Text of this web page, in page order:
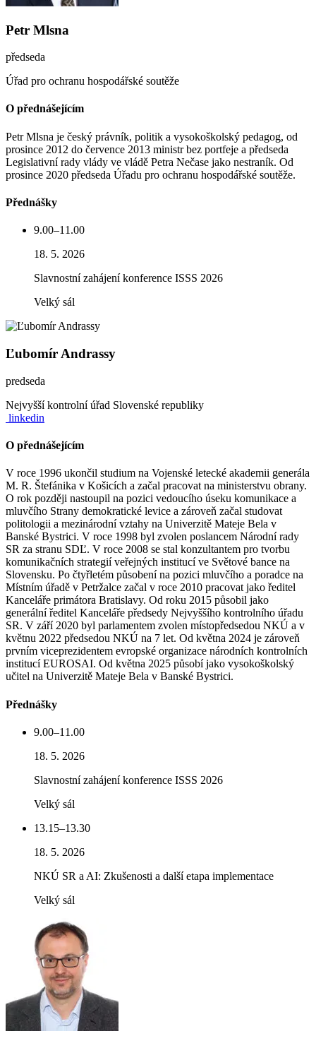
Petr Mlsna
předseda
Úřad pro ochranu hospodářské soutěže
O přednášejícím
Petr Mlsna je český právník, politik a vysokoškolský pedagog, od
prosince 2012 do července 2013 ministr bez portfeje a předseda
Legislativní rady vlády ve vládě Petra Nečase jako nestraník. Od
prosince 2020 předseda Úřadu pro ochranu hospodářské soutěže.
Přednášky
9.00–11.00
18. 5. 2026
Slavnostní zahájení konference ISSS 2026
Velký sál
Ľubomír Andrassy
predseda
Nejvyšší kontrolní úřad Slovenské republiky
linkedin
O přednášejícím
V roce 1996 ukončil studium na Vojenské letecké akademii generála
M. R. Štefánika v Košicích a začal pracovat na ministerstvu obrany.
O rok později nastoupil na pozici vedoucího úseku komunikace a
mluvčího Strany demokratické levice a zároveň začal studovat
politologii a mezinárodní vztahy na Univerzitě Mateje Bela v
Banské Bystrici. V roce 1998 byl zvolen poslancem Národní rady
SR za stranu SDĽ. V roce 2008 se stal konzultantem pro tvorbu
komunikačních strategií veřejných institucí ve Světové bance na
Slovensku. Po čtyřletém působení na pozici mluvčího a poradce na
Místním úřadě v Petržalce začal v roce 2010 pracovat jako ředitel
Kanceláře primátora Bratislavy. Od roku 2015 působil jako
generální ředitel Kanceláře předsedy Nejvyššího kontrolního úřadu
SR. V září 2020 byl parlamentem zvolen místopředsedou NKÚ a v
květnu 2022 předsedou NKÚ na 7 let. Od května 2024 je zároveň
prvním viceprezidentem evropské organizace národních kontrolních
institucí EUROSAI. Od května 2025 působí jako vysokoškolský
učitel na Univerzitě Mateje Bela v Banské Bystrici.
Přednášky
9.00–11.00
18. 5. 2026
Slavnostní zahájení konference ISSS 2026
Velký sál
13.15–13.30
18. 5. 2026
NKÚ SR a AI: Zkušenosti a další etapa implementace
Velký sál